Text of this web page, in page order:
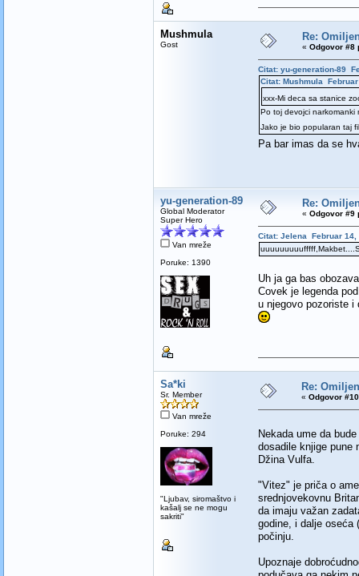
Mushmula
Gost
Re:
« Odgovor #8
Citat: yu-generation-89
Citat: Mushmula
xxx-Mi deca sa stanice
Po toj devojci narkomanki
Jako je bio popularan taj
Pa bar imas da se
yu-generation-89
Global Moderator
Super Hero
Van mreže
Poruke: 1390
Re:
« Odgovor #9
Citat: Jelena Februar 14,
Uh ja ga bas
Covek je legenda
u njegovo pozoriste
Sa*ki
Sr. Member
Van mreže
Poruke: 294
"Ljubav, siromaštvo i
kašalj se ne mogu
sakriti"
Re:
« Odgovor
Nekada ume da
dosadile knjige pune
Džina Vulfa.
"Vitez" je priča o
srednjovekovnu
da imaju važan
godine, i dalje oseća
počinju.
Upoznaje